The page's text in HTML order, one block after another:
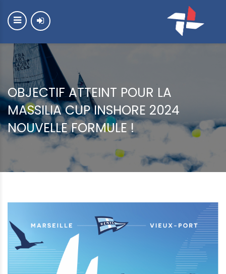
OBJECTIF ATTEINT POUR LA
MASSILIA CUP INSHORE 2024
NOUVELLE FORMULE !